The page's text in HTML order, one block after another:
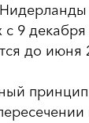
с 9
до июня